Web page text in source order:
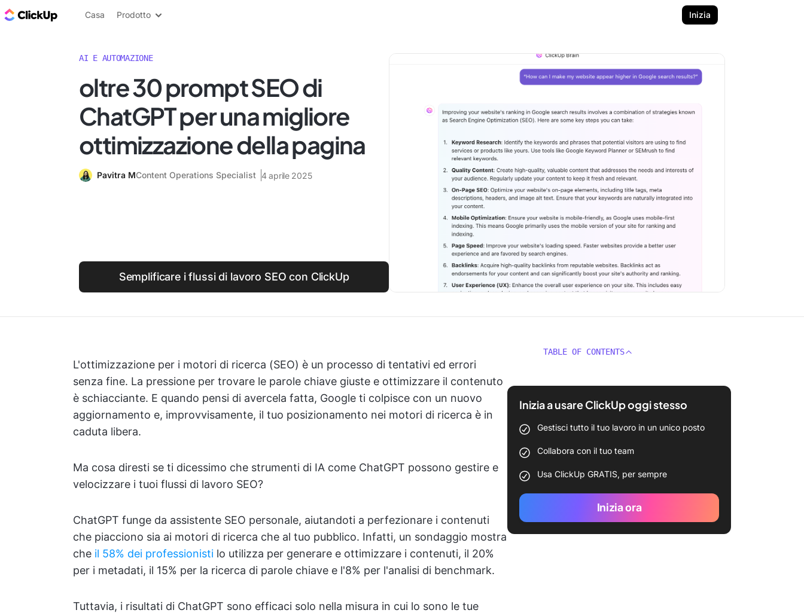
Blog di ClickUp
Casa Prodotto Inizia
AI E AUTOMAZIONE
oltre 30 prompt SEO di
ChatGPT per una migliore
ottimizzazione della pagina
Pavitra MContent Operations Specialist 4 aprile 2025
Semplificare i flussi di lavoro SEO con ClickUp
L'ottimizzazione per i motori di ricerca (SEO) è un processo di tentativi ed errori
senza fine. La pressione per trovare le parole chiave giuste e ottimizzare il contenuto
è schiacciante. E quando pensi di avercela fatta, Google ti colpisce con un nuovo
aggiornamento e, improvvisamente, il tuo posizionamento nei motori di ricerca è in
caduta libera.
Ma cosa diresti se ti dicessimo che strumenti di IA come ChatGPT possono gestire e
velocizzare i tuoi flussi di lavoro SEO?
ChatGPT funge da assistente SEO personale, aiutandoti a perfezionare i contenuti
che piacciono sia ai motori di ricerca che al tuo pubblico. Infatti, un sondaggio mostra
che il 58% dei professionisti lo utilizza per generare e ottimizzare i contenuti, il 20%
per i metadati, il 15% per la ricerca di parole chiave e l'8% per l'analisi di benchmark.
Tuttavia, i risultati di ChatGPT sono efficaci solo nella misura in cui lo sono le tue
TABLE OF CONTENTS
Inizia a usare ClickUp oggi stesso
Gestisci tutto il tuo lavoro in un unico posto
Collabora con il tuo team
Usa ClickUp GRATIS, per sempre
Inizia ora